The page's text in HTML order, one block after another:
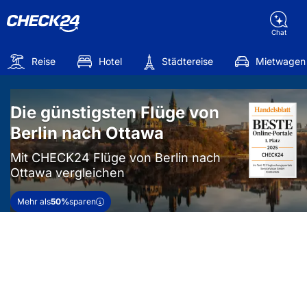
Chat
Reise Hotel Städtereise Mietwagen
Die günstigsten Flüge von
Berlin nach Ottawa
Mit CHECK24 Flüge von Berlin nach
Ottawa vergleichen
Mehr als50%sparen